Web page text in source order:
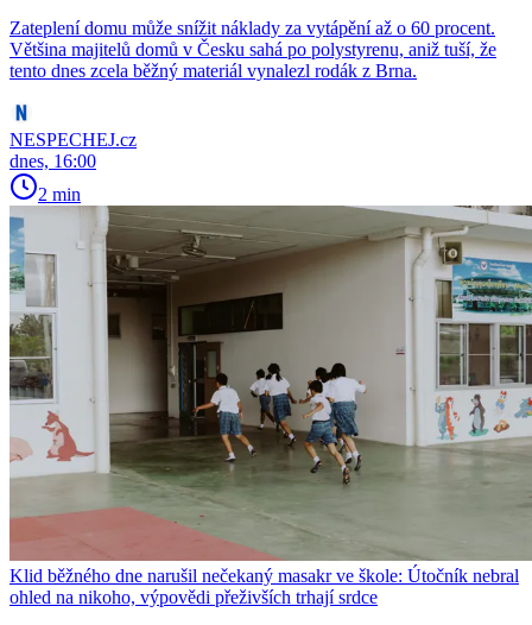
Zateplení domu může snížit náklady za vytápění až o 60 procent.
Většina majitelů domů v Česku sahá po polystyrenu, aniž tuší, že
tento dnes zcela běžný materiál vynalezl rodák z Brna.
NESPECHEJ.cz
dnes, 16:00
2 min
Klid běžného dne narušil nečekaný masakr ve škole: Útočník nebral
ohled na nikoho, výpovědi přeživších trhají srdce